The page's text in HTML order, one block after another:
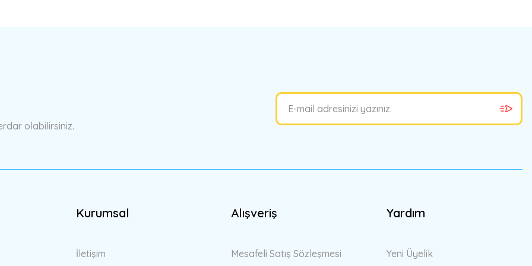
olabilirsiniz.
Kurumsal
İletişim
Alışveriş
Mesafeli Satış Sözleşmesi
Yardım
Yeni Üyelik